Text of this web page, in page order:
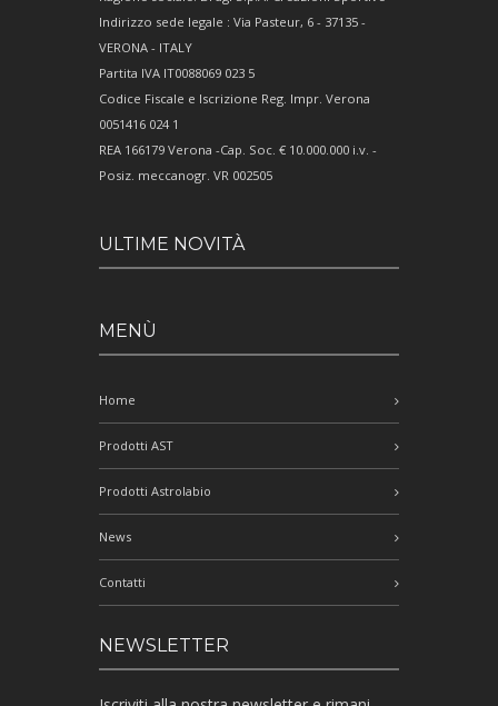
Indirizzo sede legale : Via Pasteur, 6 - 37135 -
VERONA - ITALY
Partita IVA IT0088069 023 5
Codice Fiscale e Iscrizione Reg. Impr. Verona
0051416 024 1
REA 166179 Verona -Cap. Soc. € 10.000.000 i.v. -
Posiz. meccanogr. VR 002505
ULTIME NOVITÀ
MENÙ
Home
Prodotti AST
Prodotti Astrolabio
News
Contatti
NEWSLETTER